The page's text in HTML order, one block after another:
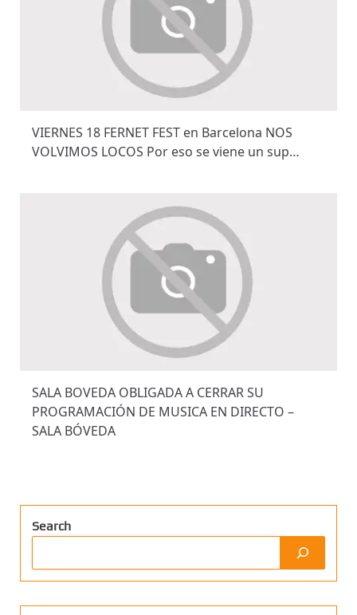
VIERNES 18 FERNET FEST en Barcelona NOS
VOLVIMOS LOCOS Por eso se viene un sup…
SALA BOVEDA OBLIGADA A CERRAR SU
PROGRAMACIÓN DE MUSICA EN DIRECTO –
SALA BÓVEDA
Search